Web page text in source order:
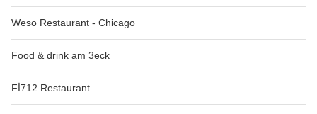
Weso Restaurant - Chicago
Food & drink am 3eck
Fİ712 Restaurant